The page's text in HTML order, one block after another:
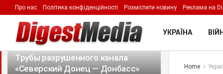
LATEST TRENDING Filter
Трубы разрушенного канала
«Северский Донец — Донбасс»
Про нас Політика конфіденційності Розмістити новину Реклама на
УКРАЇНА
Home